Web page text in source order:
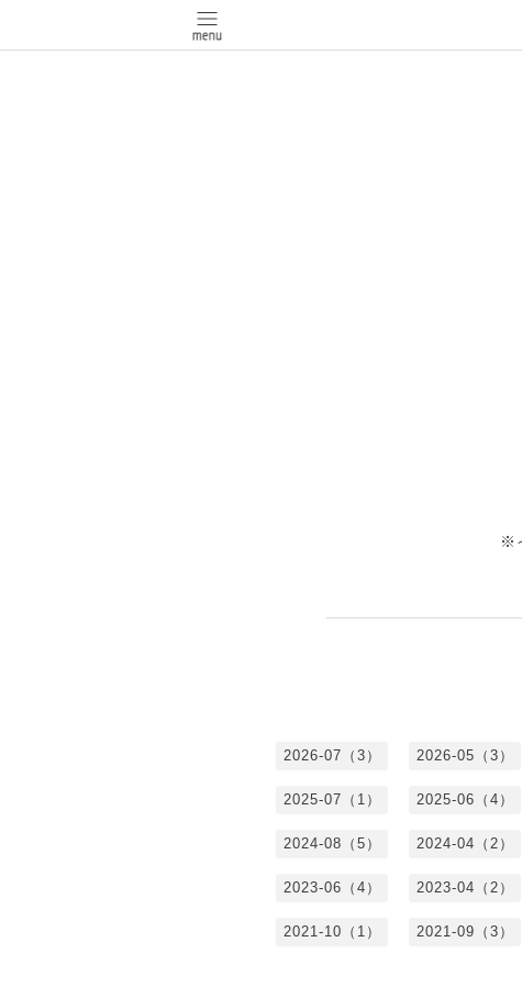
※
2026-07（3） 2026-05（3）
2025-07（1） 2025-06（4）
2024-08（5） 2024-04（2）
2023-06（4） 2023-04（2）
2021-10（1） 2021-09（3）